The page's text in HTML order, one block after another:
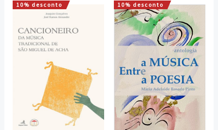
10% desconto
O
preço
original
era:
20,00 €.
O
preço
atual
é:
10% desconto
O
preço
original
era:
15,00 €.
O
preço
atual
é:
13,50 €.